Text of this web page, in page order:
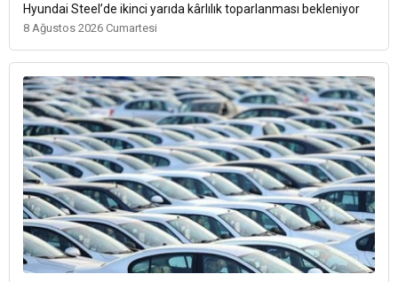
Hyundai Steel’de ikinci yarıda kârlılık toparlanması bekleniyor
8 Ağustos 2026 Cumartesi